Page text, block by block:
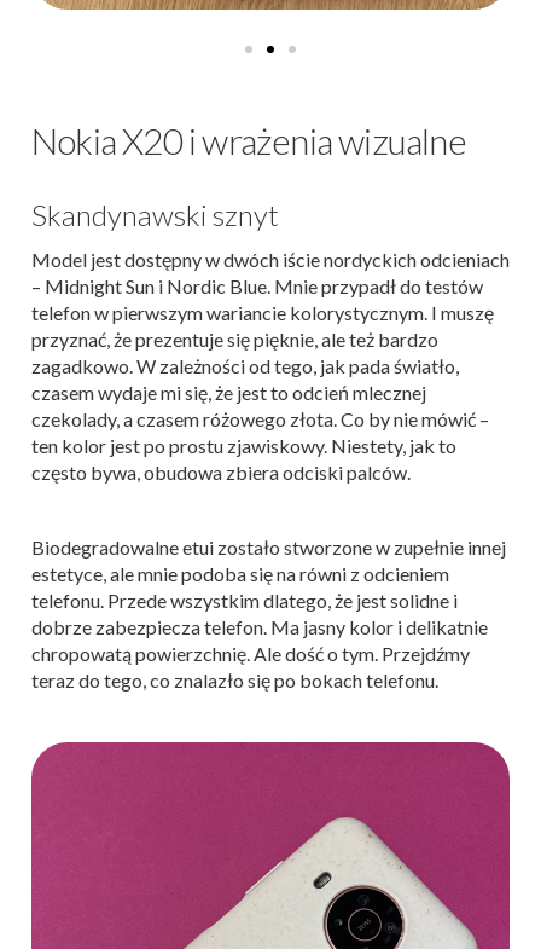
Nokia X20 i wrażenia wizualne
Skandynawski sznyt
Model jest dostępny w dwóch iście nordyckich odcieniach
– Midnight Sun i Nordic Blue. Mnie przypadł do testów
telefon w pierwszym wariancie kolorystycznym. I muszę
przyznać, że prezentuje się pięknie, ale też bardzo
zagadkowo. W zależności od tego, jak pada światło,
czasem wydaje mi się, że jest to odcień mlecznej
czekolady, a czasem różowego złota. Co by nie mówić –
ten kolor jest po prostu zjawiskowy. Niestety, jak to
często bywa, obudowa zbiera odciski palców.
Biodegradowalne etui zostało stworzone w zupełnie innej
estetyce, ale mnie podoba się na równi z odcieniem
telefonu. Przede wszystkim dlatego, że jest solidne i
dobrze zabezpiecza telefon. Ma jasny kolor i delikatnie
chropowatą powierzchnię. Ale dość o tym. Przejdźmy
teraz do tego, co znalazło się po bokach telefonu.